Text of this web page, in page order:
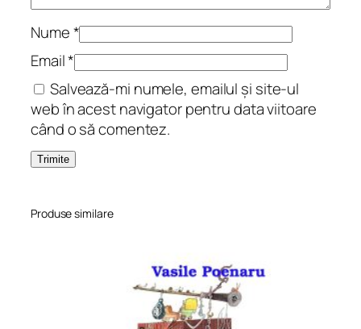
ん
に
ち
わ
、
藤
ー
さ
ん
P
Nume*
Email*
Salvează-mi numele, emailul și site-ul
web în acest navigator pentru data viitoare
când o să comentez.
Produse similare